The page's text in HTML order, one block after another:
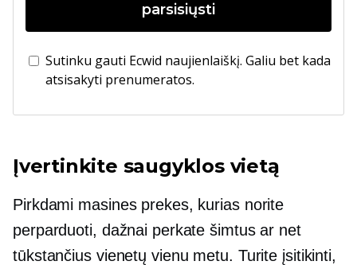
parsisiųsti
Sutinku gauti Ecwid naujienlaiškį. Galiu bet kada
atsisakyti prenumeratos.
Įvertinkite saugyklos vietą
Pirkdami masines prekes, kurias norite
perparduoti, dažnai perkate šimtus ar net
tūkstančius vienetų vienu metu. Turite įsitikinti,